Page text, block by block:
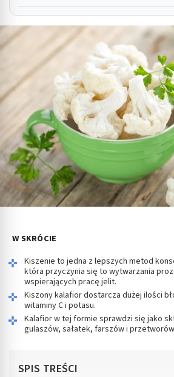
W SKRÓCIE
Kiszenie to jedna z lepszych metod
która przyczynia się to wytwarzania
wspierających pracę jelit.
Kiszony kalafior dostarcza dużej ilości
witaminy C i potasu.
Kalafior w tej formie sprawdzi się jako
gulaszów, sałatek, farszów i
SPIS TREŚCI